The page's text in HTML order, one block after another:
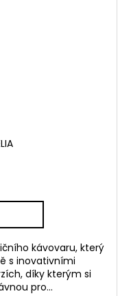
kávovaru, který
s inovativními
díky kterým si
pro...